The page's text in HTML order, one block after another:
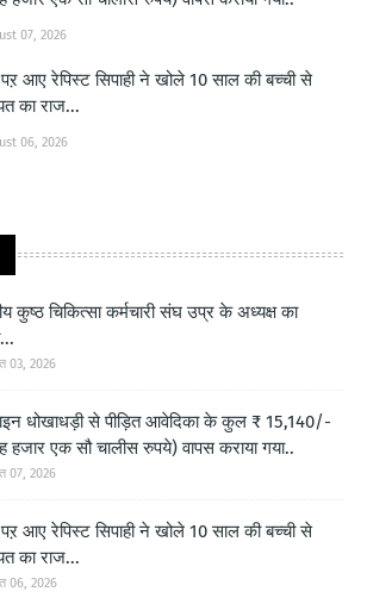
07, 2026
पऱ आए रेपिस्ट सिपाही ने खोले 10 साल की बच्ची से
का राज...
06, 2026
कुष्ठ चिकित्सा कर्मचारी संघ उप्र के अध्यक्ष का
03, 2026
धोखाधड़ी से पीड़ित आवेदिका के कुल ₹ 15,140/-
हजार एक सौ चालीस रुपये) वापस कराया गया..
07, 2026
पऱ आए रेपिस्ट सिपाही ने खोले 10 साल की बच्ची से
का राज...
06, 2026